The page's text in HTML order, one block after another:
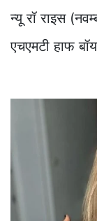
न्यू रॉ राइस
एचएमटी हाफ